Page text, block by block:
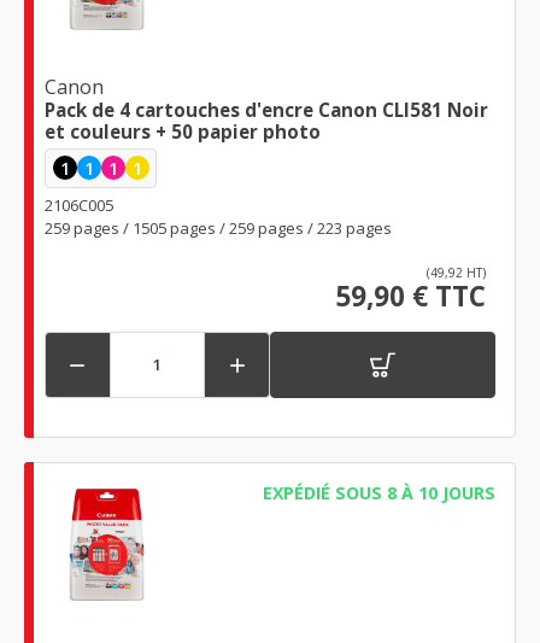
Canon
Pack de 4 cartouches d'encre Canon CLI581 Noir
et couleurs + 50 papier photo
1 1 1 1
2106C005
259 pages / 1505 pages / 259 pages / 223 pages
(49,92 HT)
59,90 € TTC
 
EXPÉDIÉ SOUS 8 À 10 JOURS